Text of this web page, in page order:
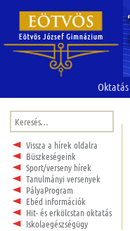
Oktatás
Keresés:
Vissza a hírek oldalra
Büszkeségeink
Sport/verseny hírek
Tanulmányi versenyek
PályaProgram
Ebéd információk
Hit- és erkölcstan oktatás
Iskolaegészségügy